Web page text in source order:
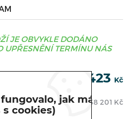
JE OBVYKLE DODÁNO
UPŘESNĚNÍ TERMÍNU NÁS
70 423 Kč
58 201 Kč
jak má
s cookies)